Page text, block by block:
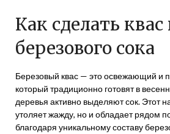
Как сделать квас
березового сока
Березовый квас — это освежающий и
который традиционно готовят в
деревья активно выделяют сок. Этот
утоляет жажду, но и обладает рядом
благодаря уникальному составу